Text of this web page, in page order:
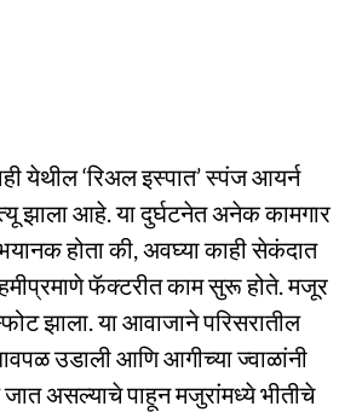
येथील ‘रिअल इस्पात’ स्पंज आयर्न
झाला आहे. या दुर्घटनेत अनेक कामगार
होता की, अवघ्या काही सेकंदात
फॅक्टरीत काम सुरू होते. मजूर
झाला. या आवाजाने परिसरातील
उडाली आणि आगीच्या ज्वाळांनी
असल्याचे पाहून मजुरांमध्ये भीतीचे